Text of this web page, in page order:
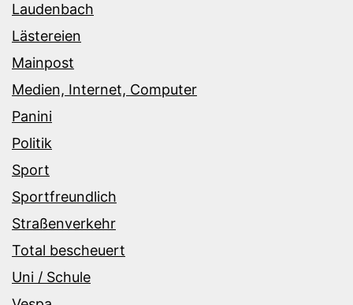
Laudenbach
Lästereien
Mainpost
Medien, Internet, Computer
Panini
Politik
Sport
Sportfreundlich
Straßenverkehr
Total bescheuert
Uni / Schule